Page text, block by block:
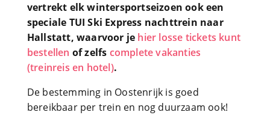
vertrekt elk wintersportseizoen ook een
speciale TUI Ski Express nachttrein naar
Hallstatt, waarvoor je hier losse tickets kunt
bestellen of zelfs complete vakanties
(treinreis en hotel).
De bestemming in Oostenrijk is goed
bereikbaar per trein en nog duurzaam ook!